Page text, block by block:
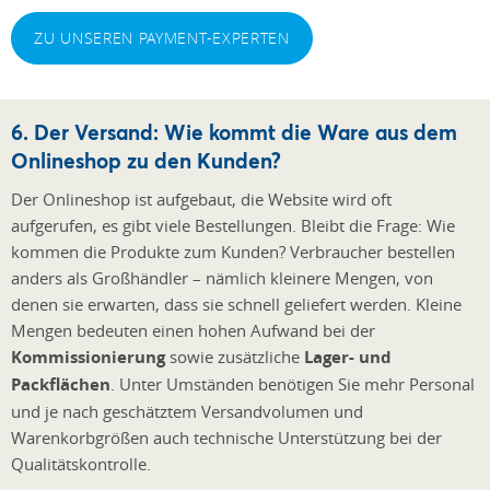
ZU UNSEREN PAYMENT-EXPERTEN
6. Der Versand: Wie kommt die Ware aus dem
Onlineshop zu den Kunden?
Der Onlineshop ist aufgebaut, die Website wird oft
aufgerufen, es gibt viele Bestellungen. Bleibt die Frage: Wie
kommen die Produkte zum Kunden? Verbraucher bestellen
anders als Großhändler – nämlich kleinere Mengen, von
denen sie erwarten, dass sie schnell geliefert werden. Kleine
Mengen bedeuten einen hohen Aufwand bei der
Kommissionierungsowie zusätzliche Lager- und
Packflächen . Unter Umständen benötigen Sie mehr Personal
und je nach geschätztem Versandvolumen und
Warenkorbgrößen auch technische Unterstützung bei der
Qualitätskontrolle.